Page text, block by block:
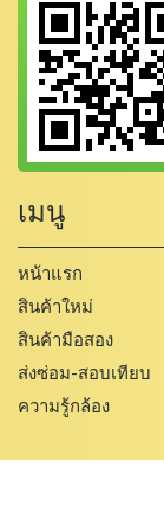
เมนู
หน้าแรก
สินค้าใหม่
สินค้ามือสอง
ส่งซ่อม-สอบเทียบ
ความรู้กล้อง